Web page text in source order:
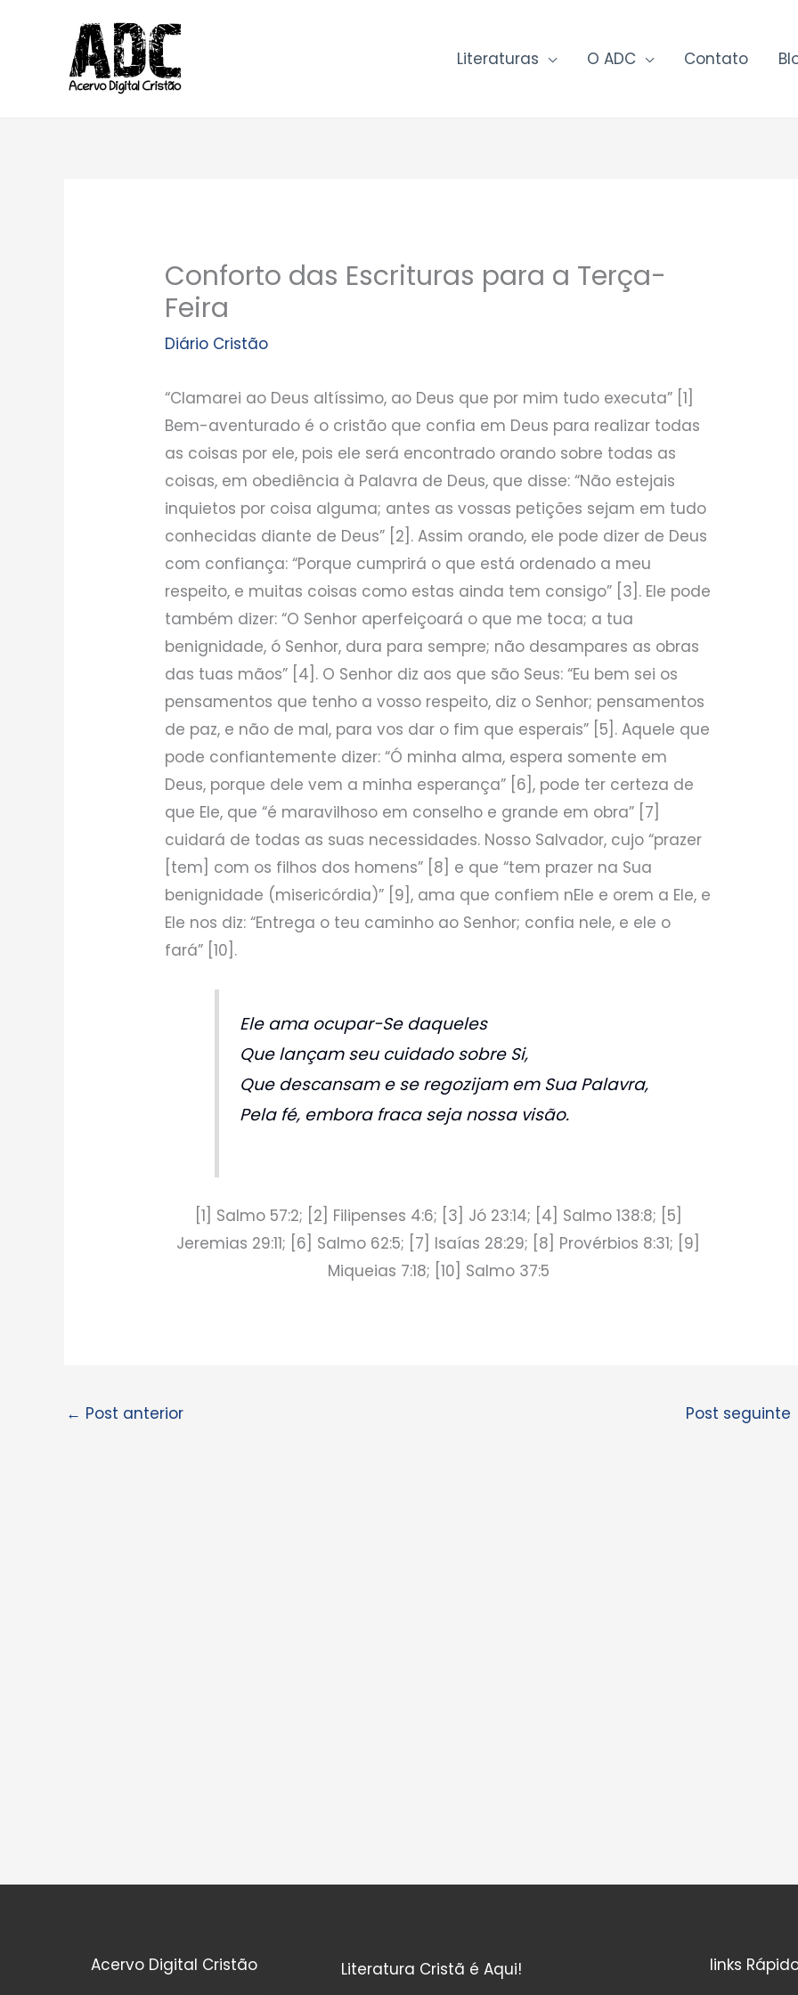
conteúdo
Literaturas O ADC Contato
Conforto das Escrituras para a Terça-
Feira
Diário Cristão
“Clamarei ao Deus altíssimo, ao Deus que por mim tudo executa” [1]
Bem-aventurado é o cristão que confia em Deus para realizar todas
as coisas por ele, pois ele será encontrado orando sobre todas as
coisas, em obediência à Palavra de Deus, que disse: “Não estejais
inquietos por coisa alguma; antes as vossas petições sejam em tudo
conhecidas diante de Deus” [2]. Assim orando, ele pode dizer de Deus
com confiança: “Porque cumprirá o que está ordenado a meu
respeito, e muitas coisas como estas ainda tem consigo” [3]. Ele pode
também dizer: “O Senhor aperfeiçoará o que me toca; a tua
benignidade, ó Senhor, dura para sempre; não desampares as obras
das tuas mãos” [4]. O Senhor diz aos que são Seus: “Eu bem sei os
pensamentos que tenho a vosso respeito, diz o Senhor; pensamentos
de paz, e não de mal, para vos dar o fim que esperais” [5]. Aquele que
pode confiantemente dizer: “Ó minha alma, espera somente em
Deus, porque dele vem a minha esperança” [6], pode ter certeza de
que Ele, que “é maravilhoso em conselho e grande em obra” [7]
cuidará de todas as suas necessidades. Nosso Salvador, cujo “prazer
[tem] com os filhos dos homens” [8] e que “tem prazer na Sua
benignidade (misericórdia)” [9], ama que confiem nEle e orem a Ele, e
Ele nos diz: “Entrega o teu caminho ao Senhor; confia nele, e ele o
fará” [10].
Ele ama ocupar-Se daqueles
Que lançam seu cuidado sobre Si,
Que descansam e se regozijam em Sua Palavra,
Pela fé, embora fraca seja nossa visão.
[1] Salmo 57:2; [2] Filipenses 4:6; [3] Jó 23:14; [4] Salmo 138:8; [5]
Jeremias 29:11; [6] Salmo 62:5; [7] Isaías 28:29; [8] Provérbios 8:31; [9]
Miqueias 7:18; [10] Salmo 37:5
← Post anterior Post seguinte
Acervo Digital Cristão
Literatura Cristã é Aqui!
links